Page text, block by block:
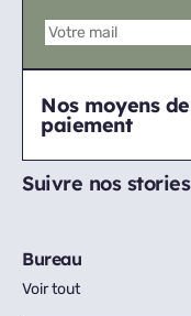
Nos moyens de
paiement
Suivre nos stories
Bureau
Voir tout